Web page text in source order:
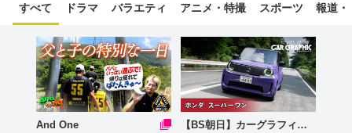
すべて ドラマ バラエティ アニメ・特撮 スポーツ 報道・
And One 【BS朝日】カーグラフィックTV